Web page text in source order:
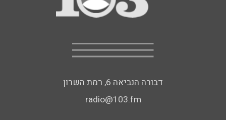
דבורה הנביאה 6, רמת השרון
radio@103.fm